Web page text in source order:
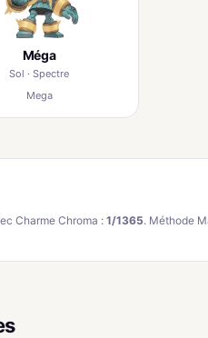
Méga
Sol · Spectre
Mega
Charme Chroma : 1/1365. Méthode